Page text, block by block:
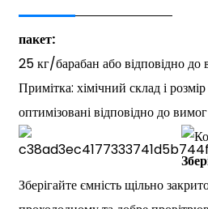
пакет:
25 кг/барабан або відповідно
Примітка: хімічний склад і
оптимізовані відповідно до
Зберігайте ємність щільно